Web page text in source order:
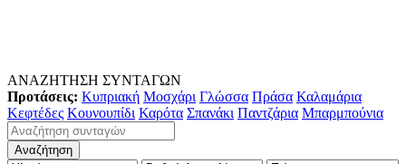
ΑΝΑΖΗΤΗΣΗ ΣΥΝΤΑΓΩΝ
Προτάσεις: Κυπριακή Μοσχάρι Γλώσσα Πράσα Καλαμάρια
Κεφτέδες Κουνουπίδι Καρότα Σπανάκι Παντζάρια Μπαρμπούνια